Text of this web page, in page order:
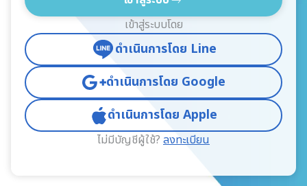
เข้าสู่ระบบโดย
ดำเนินการโดย Line
ดำเนินการโดย Google
ดำเนินการโดย Apple
ไม่มีบัญชีผู้ใช้? ลงทะเบียน